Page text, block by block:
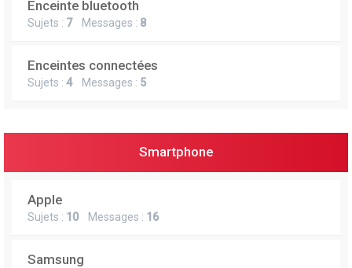
Enceinte bluetooth
Sujets : 7Messages : 8
Enceintes connectées
Sujets : 4Messages : 5
Smartphone
Apple
Sujets : 10 Messages : 16
Samsung